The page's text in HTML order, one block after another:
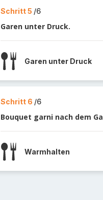
Schritt 5 /6
Garen unter Druck.
Garen unter Druck
Schritt 6 /6
Bouquet garni nach dem
Warmhalten